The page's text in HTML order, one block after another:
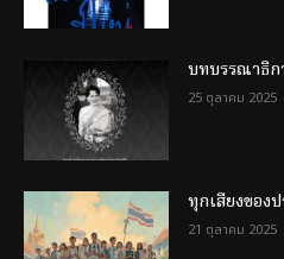
บทบรรณาธิก
25 ตุลาคม 2025
ทุกเสียงของ
21 ตุลาคม 2025